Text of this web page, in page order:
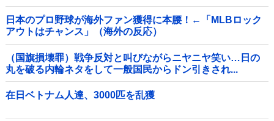
日本のプロ野球が海外ファン獲得に本腰！←「MLBロック
アウトはチャンス」（海外の反応）
（国旗損壊罪）戦争反対と叫びながらニヤニヤ笑い…日の
丸を破る内輪ネタをして一般国民からドン引きされ...
在日ベトナム人達、3000匹を乱獲